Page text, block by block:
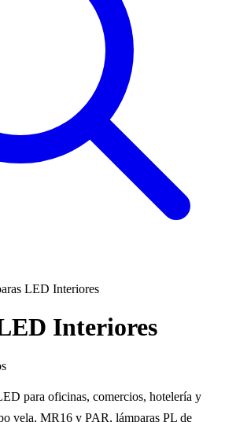
LED Interiores
Interiores
para oficinas, comercios, hotelería y
vela, MR16 y PAR, lámparas PL de